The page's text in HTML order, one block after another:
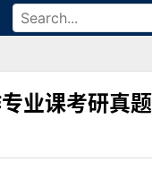
业课考研真题